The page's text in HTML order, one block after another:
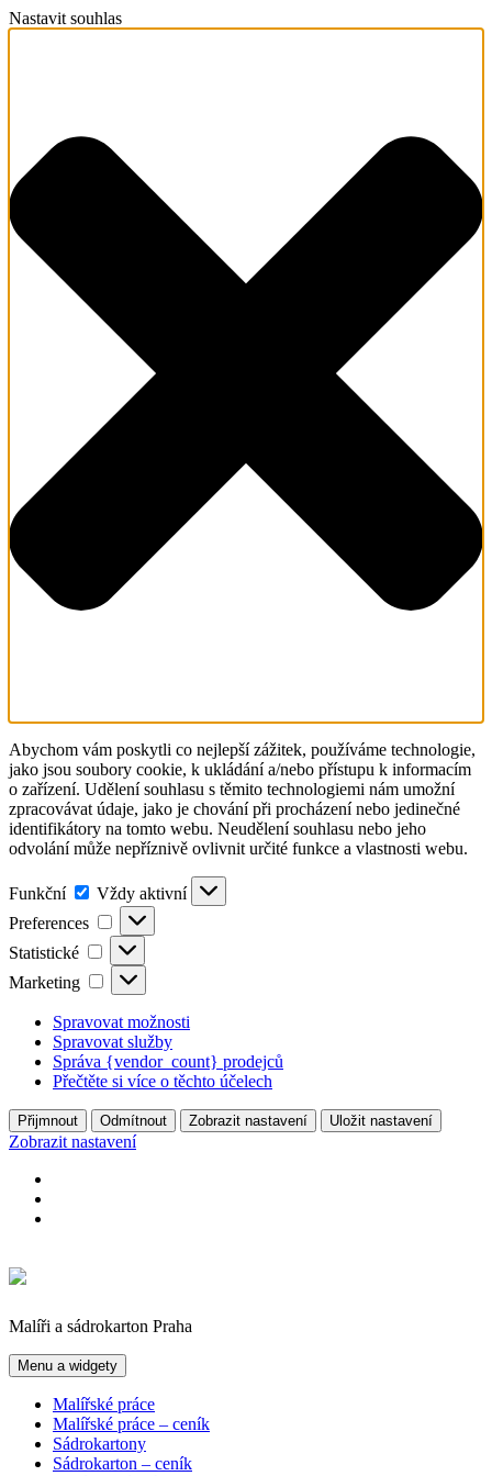
Nastavit souhlas
Abychom vám poskytli co nejlepší zážitek, používáme technologie,
jako jsou soubory cookie, k ukládání a/nebo přístupu k informacím
o zařízení. Udělení souhlasu s těmito technologiemi nám umožní
zpracovávat údaje, jako je chování při procházení nebo jedinečné
identifikátory na tomto webu. Neudělení souhlasu nebo jeho
odvolání může nepříznivě ovlivnit určité funkce a vlastnosti webu.
Funkční Funkční
Vždy aktivní
Preferences
Preferences
Statistické Statistické
Marketing Marketing
Spravovat možnosti
Spravovat služby
Správa {vendor_count} prodejců
Přečtěte si více o těchto účelech
Přijmnout Odmítnout Zobrazit nastavení Uložit nastavení
Zobrazit nastavení
k
webu
Malíři a sádrokarton Praha
Menu a widgety
Malířské práce
Malířské práce – ceník
Sádrokartony
Sádrokarton – ceník